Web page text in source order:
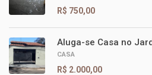
R$ 750,00
Aluga-se Casa no
CASA
R$ 2.000,00